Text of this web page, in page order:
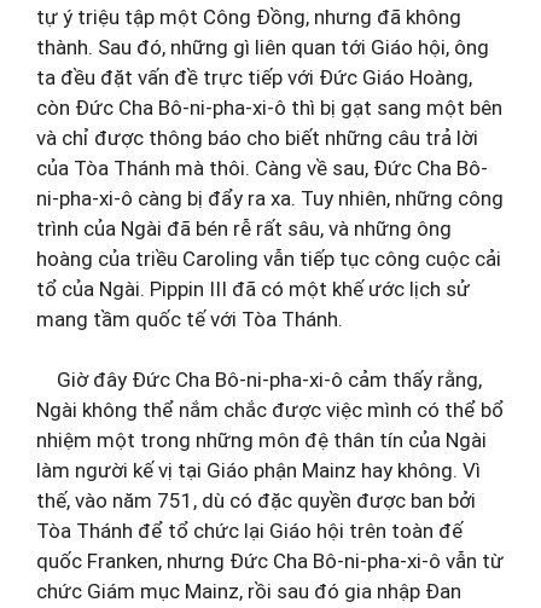
tự ý triệu tập một Công Đồng, nhưng đã không
thành. Sau đó, những gì liên quan tới Giáo hội, ông
ta đều đặt vấn đề trực tiếp với Đức Giáo Hoàng,
còn Đức Cha Bô-ni-pha-xi-ô thì bị gạt sang một bên
và chỉ được thông báo cho biết những câu trả lời
của Tòa Thánh mà thôi. Càng về sau, Đức Cha Bô-
ni-pha-xi-ô càng bị đẩy ra xa. Tuy nhiên, những công
trình của Ngài đã bén rễ rất sâu, và những ông
hoàng của triều Caroling vẫn tiếp tục công cuộc cải
tổ của Ngài. Pippin III đã có một khế ước lịch sử
mang tầm quốc tế với Tòa Thánh.
Giờ đây Đức Cha Bô-ni-pha-xi-ô cảm thấy rằng,
Ngài không thể nắm chắc được việc mình có thể bổ
nhiệm một trong những môn đệ thân tín của Ngài
làm người kế vị tại Giáo phận Mainz hay không. Vì
thế, vào năm 751, dù có đặc quyền được ban bởi
Tòa Thánh để tổ chức lại Giáo hội trên toàn đế
quốc Franken, nhưng Đức Cha Bô-ni-pha-xi-ô vẫn từ
chức Giám mục Mainz, rồi sau đó gia nhập Đan